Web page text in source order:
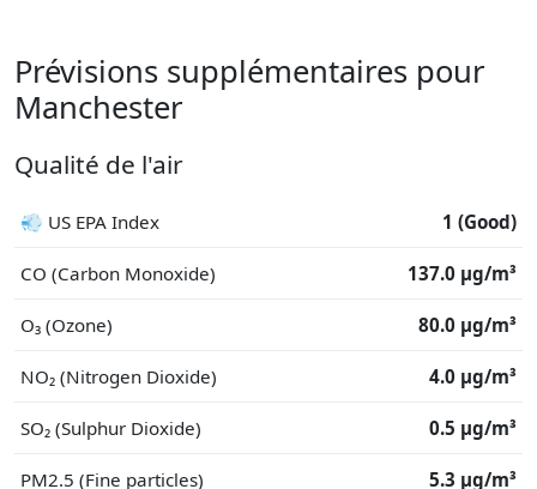
Prévisions supplémentaires pour
Manchester
Qualité de l'air
💨 US EPA Index 1 (Good)
CO (Carbon Monoxide) 137.0 μg/m³
O₃ (Ozone) 80.0 μg/m³
NO₂ (Nitrogen Dioxide) 4.0 μg/m³
SO₂ (Sulphur Dioxide) 0.5 μg/m³
PM2.5 (Fine particles) 5.3 μg/m³